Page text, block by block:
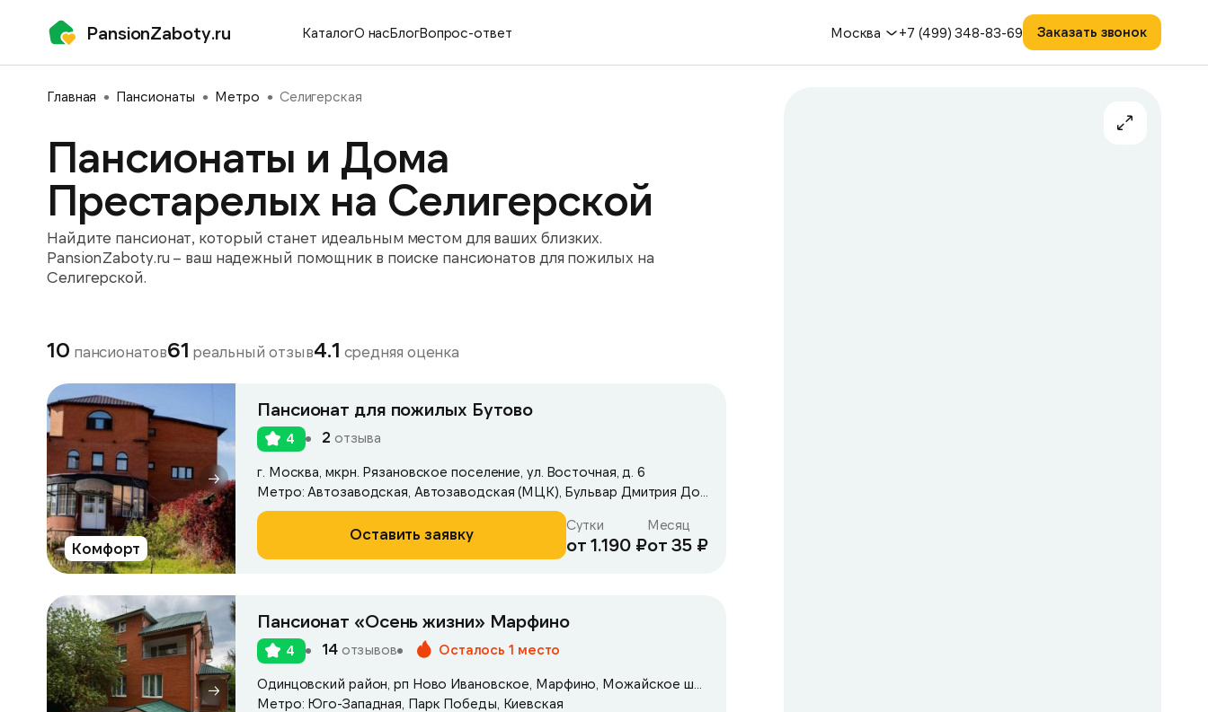
PansionZaboty.ru КаталогО насБлогВопрос-ответ Москва +7 (499) 348-83-69 Заказать звонок
Главная Пансионаты Метро Селигерская
Пансионаты и Дома
Престарелых на Селигерской
Найдите пансионат, который станет идеальным местом для ваших близких.
PansionZaboty.ru – ваш надежный помощник в поиске пансионатов для пожилых на
Селигерской.
10 пансионатов61 реальный отзыв4.1 средняя оценка
Комфорт
Пансионат для пожилых Бутово
4 2 отзыва
г. Москва, мкрн. Рязановское поселение, ул. Восточная, д. 6
Оставить заявку Сутки
от 1.190 ₽
Месяц
от 35 ₽
Пансионат «Осень жизни» Марфино
4 14отзывов Осталось 1 место
Метро: Юго-Западная, Парк Победы, Киевская